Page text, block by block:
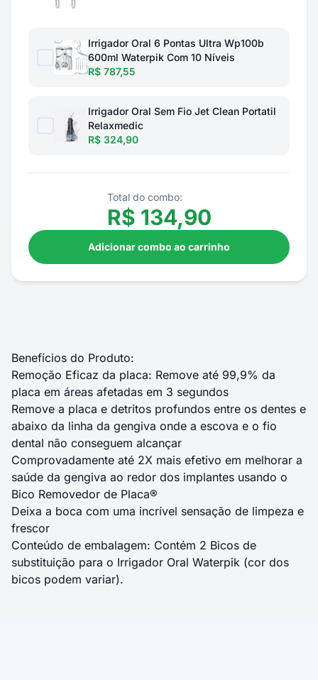
Irrigador Oral 6 Pontas Ultra Wp100b
600ml Waterpik Com 10 Níveis
R$ 787,55
Irrigador Oral Sem Fio Jet Clean Portatil
Relaxmedic
R$ 324,90
Total do combo:
R$ 134,90
Adicionar combo ao carrinho
Benefícios do Produto:
Remoção Eficaz da placa: Remove até 99,9% da
placa em áreas afetadas em 3 segundos
Remove a placa e detritos profundos entre os dentes e
abaixo da linha da gengiva onde a escova e o fio
dental não conseguem alcançar
Comprovadamente até 2X mais efetivo em melhorar a
saúde da gengiva ao redor dos implantes usando o
Bico Removedor de Placa®
Deixa a boca com uma incrível sensação de limpeza e
frescor
Conteúdo de embalagem: Contém 2 Bicos de
substituição para o Irrigador Oral Waterpik (cor dos
bicos podem variar).